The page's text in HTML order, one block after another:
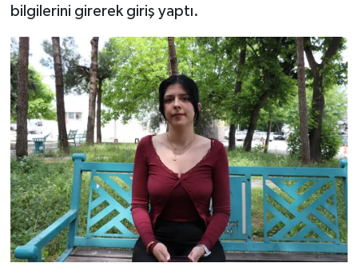
bilgilerini girerek giriş yaptı.